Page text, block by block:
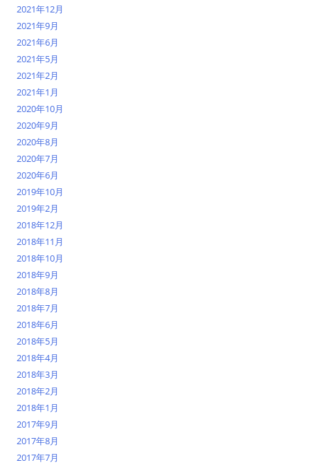
2021年12月
2021年9月
2021年6月
2021年5月
2021年2月
2021年1月
2020年10月
2020年9月
2020年8月
2020年7月
2020年6月
2019年10月
2019年2月
2018年12月
2018年11月
2018年10月
2018年9月
2018年8月
2018年7月
2018年6月
2018年5月
2018年4月
2018年3月
2018年2月
2018年1月
2017年9月
2017年8月
2017年7月